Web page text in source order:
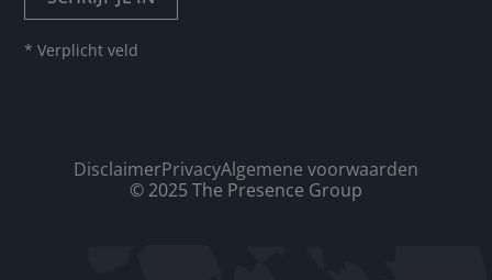
* Verplicht veld
DisclaimerPrivacyAlgemene voorwaarden
© 2025 The Presence Group